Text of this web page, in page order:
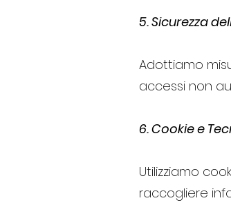
5. Sicurezza
Adottiamo
accessi non
6. Cookie e
Utilizziamo
raccogliere